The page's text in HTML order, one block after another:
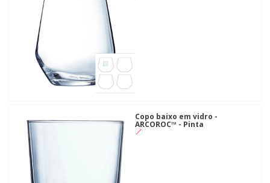
Copo baixo em vidro -
ARCOROC™ - Pinta